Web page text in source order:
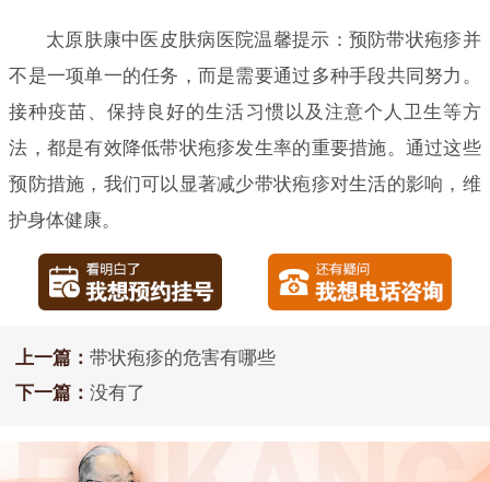
太原肤康中医皮肤病医院温馨提示：预防带状疱疹并
不是一项单一的任务，而是需要通过多种手段共同努力。
接种疫苗、保持良好的生活习惯以及注意个人卫生等方
法，都是有效降低带状疱疹发生率的重要措施。通过这些
预防措施，我们可以显著减少带状疱疹对生活的影响，维
护身体健康。
上一篇： 带状疱疹的危害有哪些
下一篇： 没有了